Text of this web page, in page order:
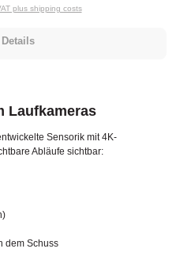
plus shipping costs
Details
Laufkameras
Sensorik mit 4K-
Abläufe sichtbar:
dem Schuss